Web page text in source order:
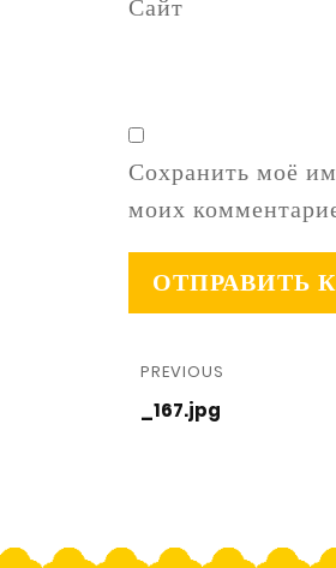
Сайт
Сохранить моё
моих
PREVIOUS
_167.jpg